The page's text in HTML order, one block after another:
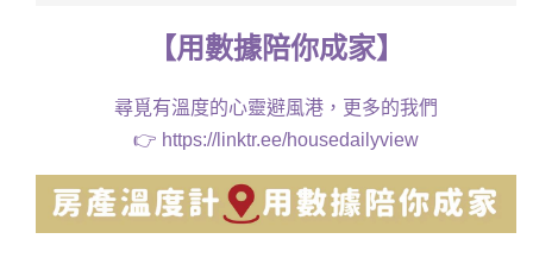
【用數據陪你成家】
尋覓有溫度的心靈避風港，更多的我們
👉 https://linktr.ee/housedailyview